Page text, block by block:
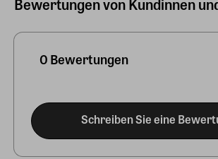
0 Bewertungen
Schreiben Sie eine